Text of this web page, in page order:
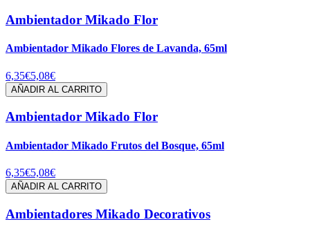
Ambientador Mikado Flor
Ambientador Mikado Flores de Lavanda, 65ml
6,35€5,08€
AÑADIR AL CARRITO
Ambientador Mikado Flor
Ambientador Mikado Frutos del Bosque, 65ml
6,35€5,08€
AÑADIR AL CARRITO
Ambientadores Mikado Decorativos